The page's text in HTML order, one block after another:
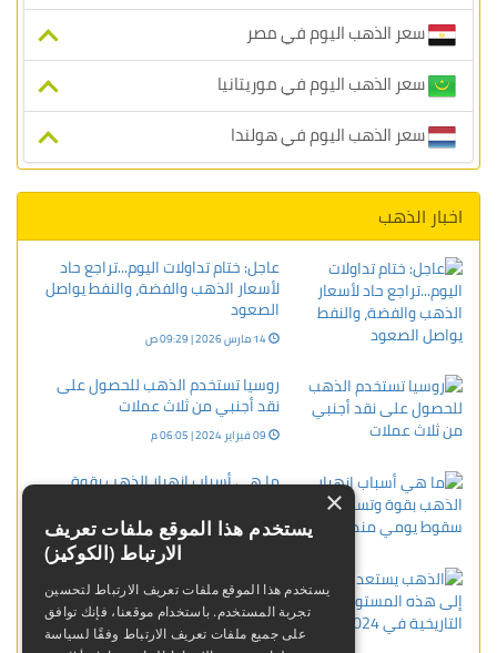
سعر الذهب اليوم في مصر
سعر الذهب اليوم في موريتانيا
سعر الذهب اليوم في هولندا
اخبار الذهب
عاجل: ختام تداولات اليوم...تراجع حاد
لأسعار الذهب والفضة، والنفط يواصل
الصعود
روسيا تستخدم الذهب للحصول على
نقد أجنبي من ثلاث عملات
ما هي أسباب انهيار الذهب بقوة
31 يناير 2026 | 12:50 ص
الذهب يستعد للوصول إلى هذه
المستويات التاريخية في 2024
×
يستخدم هذا الموقع ملفات تعريف
الارتباط (الكوكيز)
يستخدم هذا الموقع ملفات تعريف الارتباط لتحسين
تجربة المستخدم. باستخدام موقعنا، فإنك توافق
على جميع ملفات تعريف الارتباط وفقًا لسياسة